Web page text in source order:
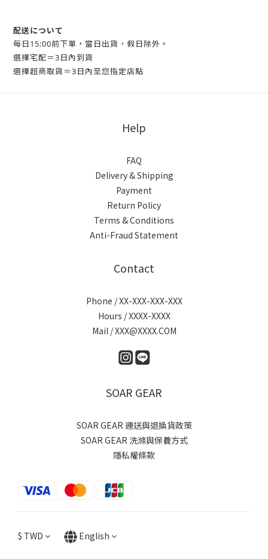
配送について
每日15:00前下單，當日出貨，假日除外。
選擇宅配＝3日內到貨
選擇超商取貨＝3日內至您指定店點
Help
FAQ
Delivery & Shipping
Payment
Return Policy
Terms & Conditions
Anti-Fraud Statement
Contact
Phone / XX-XXX-XXX-XXX
Hours / XXXX-XXXX
Mail / XXX@XXXX.COM
SOAR GEAR
SOAR GEAR 運送與退換貨政策
SOAR GEAR 洗滌與保養方式
隱私權條款
$ TWD English